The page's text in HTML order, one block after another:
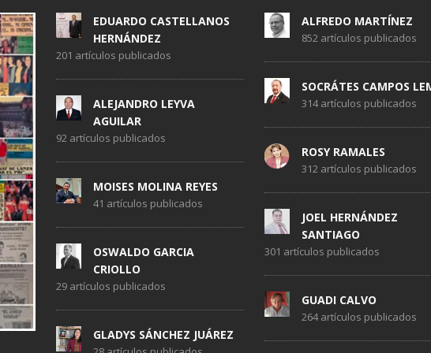
EDUARDO CASTELLANOS
HERNÁNDEZ
201 artículos publicados
ALEJANDRO LEYVA
AGUILAR
92 artículos publicados
MOISES MOLINA REYES
41 artículos publicados
OSWALDO GARCIA
CRIOLLO
29 artículos publicados
GLADYS SÁNCHEZ JUÁREZ
ALFREDO MARTÍNEZ
852 artículos publicados
SOCRÁTES CAMPOS
314 artículos publicados
ROSY RAMALES
312 artículos publicados
JOEL HERNÁNDEZ
SANTIAGO
301 artículos publicados
GUADI CALVO
264 artículos publicados